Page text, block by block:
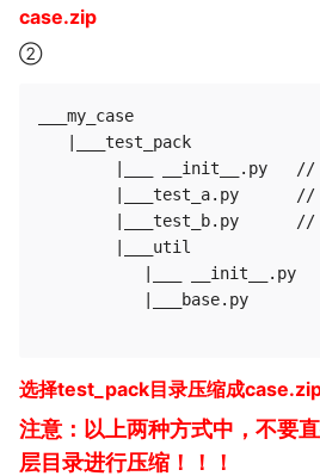
case.zip
②
___my_case
   |___test_pack
|___ __init__.py   //
|___test_a.py
|___test_b.py
        |___util
           |___ __init__.py
           |___base.py
选择test_pack目录压缩成
注意：以上两种方式中，不要
层目录进行压缩！！！